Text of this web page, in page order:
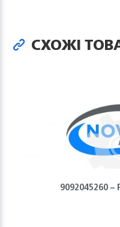
СХОЖІ
9092045260 –